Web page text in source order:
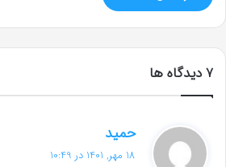
‫7 دیدگاه ها
حمید
ف
18 مهر, 1401 در 10:49